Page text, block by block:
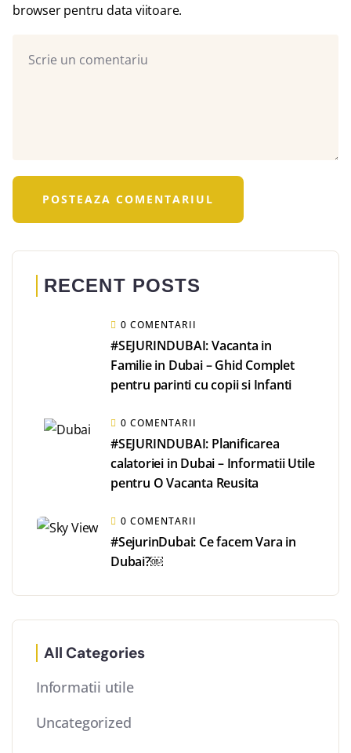
browser pentru data viitoare.
RECENT POSTS
0 COMENTARII
#SEJURINDUBAI: Vacanta in
Familie in Dubai – Ghid Complet
pentru parinti cu copii si Infanti
0 COMENTARII
#SEJURINDUBAI: Planificarea
calatoriei in Dubai – Informatii Utile
pentru O Vacanta Reusita
0 COMENTARII
#SejurinDubai: Ce facem Vara in
Dubai?￼
All Categories
Informatii utile
Uncategorized